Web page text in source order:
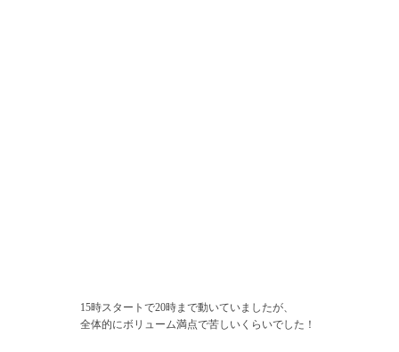
15時スタートで20時まで動いていましたが、
全体的にボリューム満点で苦しいくらいでした！